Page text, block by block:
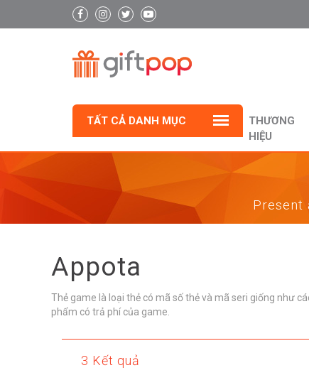
TẤT CẢ DANH MỤC
THƯƠNG
HIỆU
Present
Appota
Thẻ game là loại thẻ có mã số thẻ và mã seri giống như
phẩm có trả phí của game.
3 Kết quả